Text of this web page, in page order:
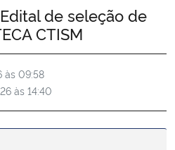
e Abastecimento
de seleção de
CTISM
às 09:58
às 14:40